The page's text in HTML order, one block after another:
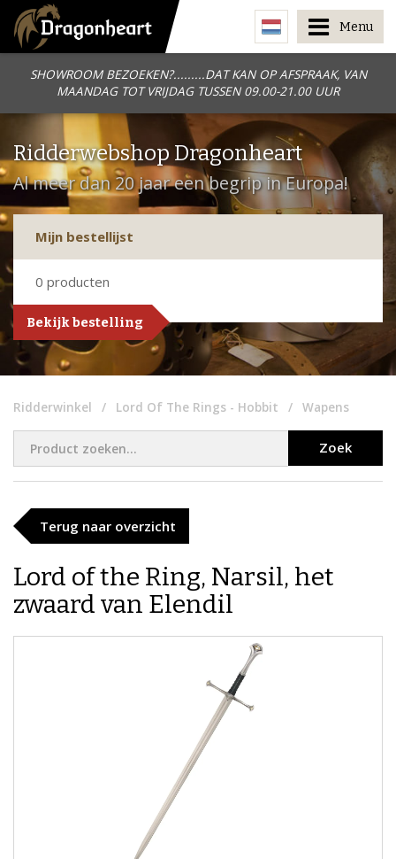
SHOWROOM BEZOEKEN?.........DAT KAN OP AFSPRAAK, VAN
MAANDAG TOT VRIJDAG TUSSEN 09.00-21.00 UUR
Menu
Ridderwebshop Dragonheart
Al meer dan 20 jaar een begrip in Europa!
Mijn bestellijst
0 producten
Bekijk bestelling
Ridderwinkel Lord Of The Rings - Hobbit Wapens
Zoek
Terug naar overzicht
Lord of the Ring, Narsil, het
zwaard van Elendil